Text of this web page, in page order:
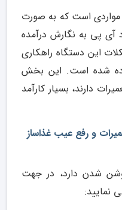
است که به صورت
آی پی به نگارش درآمده
این دستگاه راهکاری
شده است. این بخش
دارند، بسیار کارآمد
و رفع عیب غذاساز
شدن دارد، در جهت
نمایید: